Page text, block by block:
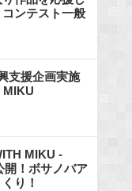
ンテスト一般
支援企画実施
MIKU
MIKU -
開！ボサノバア
り！